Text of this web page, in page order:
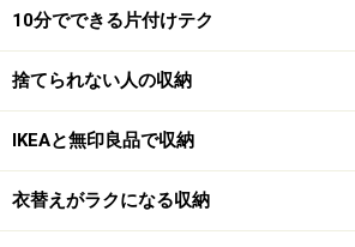
10分でできる片付けテク
捨てられない人の収納
IKEAと無印良品で収納
衣替えがラクになる収納